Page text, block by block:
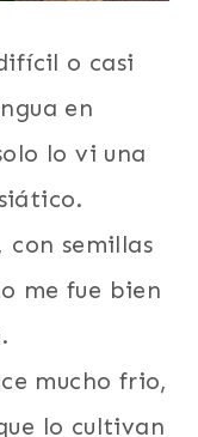
o casi
en
lo vi una
semillas
me fue bien
mucho frio,
lo cultivan